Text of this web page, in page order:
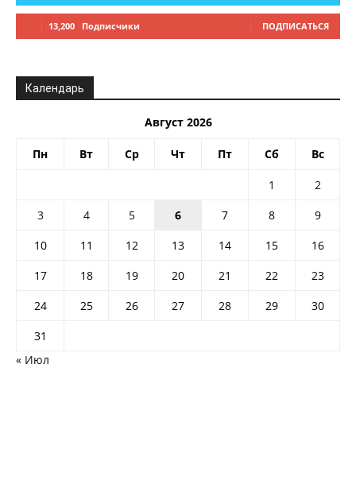
13,200 Подписчики ПОДПИСАТЬСЯ
Календарь
Август 2026
Пн Вт Ср Чт Пт Сб Вс
1
2
3
4 5 6 7 8
9
10
11 12 13 14 15
16
17
18 19 20 21 22
23
24
25 26 27 28 29
30
31
« Июл